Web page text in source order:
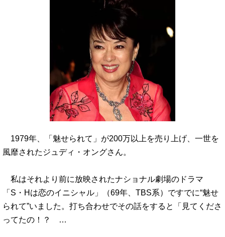
1979年、「魅せられて」が200万以上を売り上げ、一世を
風靡されたジュディ・オングさん。
私はそれより前に放映されたナショナル劇場のドラマ
「S・Hは恋のイニシャル」（69年、TBS系）ですでに“魅せ
られて”いました。打ち合わせでその話をすると「見てくださ
ってたの！？ …